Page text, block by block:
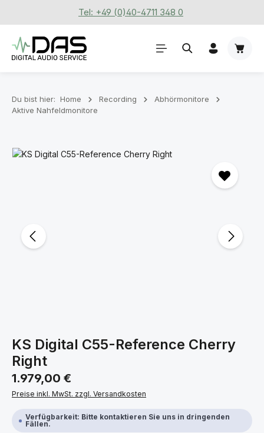
Zum Hauptinhalt springenTel: +49 (0)40-4711 348 0
Du bist hier: Home Recording
Abhörmonitore
Aktive Nahfeldmonitore
Bildergalerie überspringen
KS Digital C55-Reference Cherry
Right
Regulärer Preis:
1.979,00 €
Preise inkl. MwSt. zzgl. Versandkosten
Verfügbarkeit: Bitte kontaktieren Sie uns in dringenden
Fällen.